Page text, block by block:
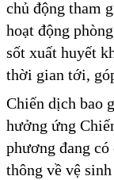
chủ động tham
hoạt động
sốt xuất huyết
thời gian tới,
Chiến dịch bao
hưởng ứng
phương đang
thông về vệ